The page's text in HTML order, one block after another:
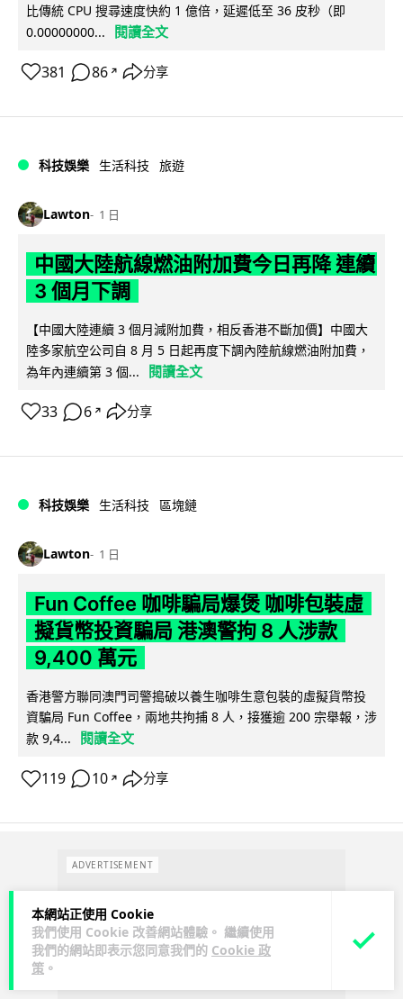
本網站正使用 Cookie
我們使用 Cookie 改善網站體驗。 繼續使用
我們的網站即表示您同意我們的 Cookie 政
策 。
比傳統 CPU 搜尋速度快約 1 億倍，延遲低至 36 皮秒（即
0.00000000...
閱讀全文
381 86 ↗ 分享
科技娛樂 生活科技 旅遊
Lawton 1 日
中國大陸航線燃油附加費今日再降 連續
3 個月下調
【中國大陸連續 3 個月減附加費，相反香港不斷加價】中國大
陸多家航空公司自 8 月 5 日起再度下調內陸航線燃油附加費，
為年內連續第 3 個...
閱讀全文
33 6 ↗ 分享
科技娛樂 生活科技 區塊鏈
Lawton 1 日
Fun Coffee 咖啡騙局爆煲 咖啡包裝虛
擬貨幣投資騙局 港澳警拘 8 人涉款
9,400 萬元
香港警方聯同澳門司警搗破以養生咖啡生意包裝的虛擬貨幣投
資騙局 Fun Coffee，兩地共拘捕 8 人，接獲逾 200 宗舉報，涉
款 9,4...
閱讀全文
119 10 ↗ 分享
ADVERTISEMENT